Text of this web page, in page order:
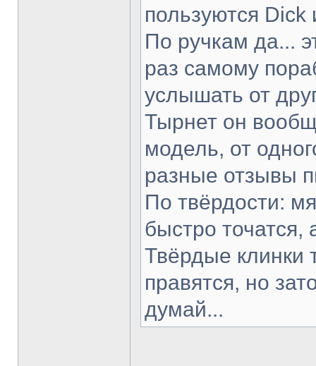
пользуются Dick
По ручкам да...
раз самому
услышать от
Тырнет он
модель, от
разные отзывы
По твёрдости:
быстро точатся,
Твёрдые клинки
правятся, но
думай...